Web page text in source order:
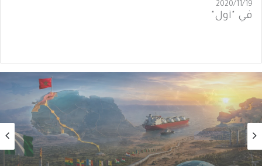
2020/11/19
في "أول"
أول
2026/08/02
من الغاز إلى الجغرافيا السياسية… ماذا يُغيّرُ خط